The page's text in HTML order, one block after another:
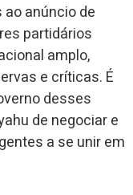
anúncio de
partidários
amplo,
e críticas. É
desses
de negociar e
a se unir em